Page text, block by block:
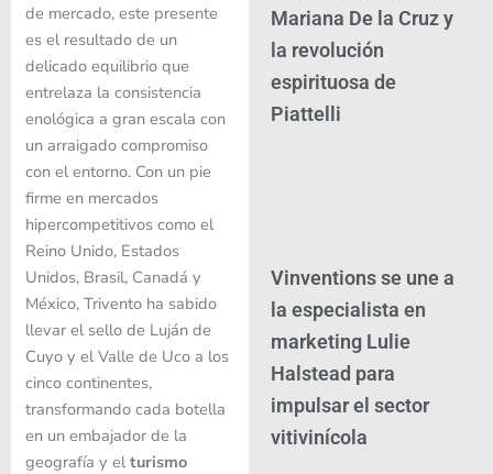
de mercado, este presente
es el resultado de un
delicado equilibrio que
entrelaza la consistencia
enológica a gran escala con
un arraigado compromiso
con el entorno. Con un pie
firme en mercados
hipercompetitivos como el
Reino Unido, Estados
Unidos, Brasil, Canadá y
México, Trivento ha sabido
llevar el sello de Luján de
Cuyo y el Valle de Uco a los
cinco continentes,
transformando cada botella
en un embajador de la
geografía y el turismo
Mariana De la Cruz y
la revolución
espirituosa de
Piattelli
Vinventions se une a
la especialista en
marketing Lulie
Halstead para
impulsar el sector
vitivinícola